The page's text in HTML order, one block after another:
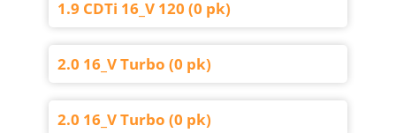
1.9 CDTi 16_V 120 (0 pk)
2.0 16_V Turbo (0 pk)
2.0 16_V Turbo (0 pk)